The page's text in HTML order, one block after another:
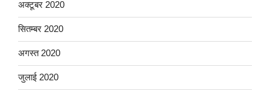
अक्टूबर 2020
सितम्बर 2020
अगस्त 2020
जुलाई 2020